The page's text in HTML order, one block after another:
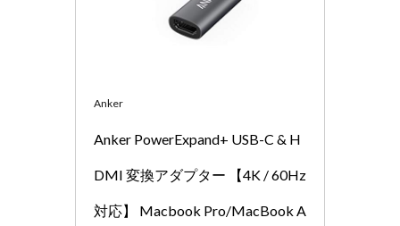
Anker
Anker PowerExpand+ USB-C & H
DMI 変換アダプター 【4K / 60Hz
対応】 Macbook Pro/MacBook A